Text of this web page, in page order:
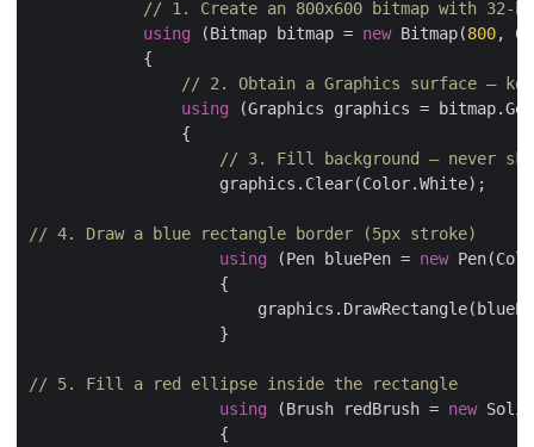
// 1. Create an 800x600 bitmap with 32-
using (Bitmap bitmap = new Bitmap(800,
// 2. Obtain a Graphics surface —
using
// 3. Fill background — never
// 4. Draw a blue rectangle border (5px stroke)
using (Pen bluePen = new
// 5. Fill a red ellipse inside the rectangle
using (Brush redBrush = new